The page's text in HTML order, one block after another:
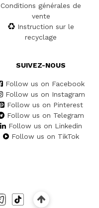
Conditions générales de
vente
Instruction sur le
recyclage
SUIVEZ-NOUS
Follow us on Facebook
Follow us on Instagram
Follow us on Pinterest
Follow us on Telegram
Follow us on Linkedin
Follow us on TikTok